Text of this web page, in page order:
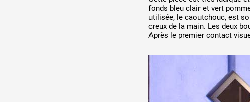
fonds bleu clair et vert
utilisée, le caoutchouc, est
creux de la main. Les deux
Après le premier contact